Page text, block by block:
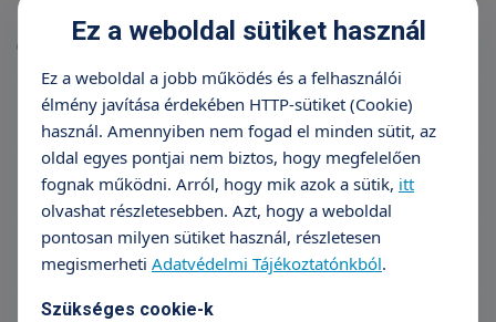
Karrier
(10 db találat)
Általános jelentkezés
Belgyógyász szakorvos Veszprém
Klinikai gyermek-szakpszichológus
Ez a weboldal sütiket használ
Ez a weboldal a jobb működés és a felhasználói
élmény javítása érdekében HTTP-sütiket (Cookie)
használ. Amennyiben nem fogad el minden sütit, az
oldal egyes pontjai nem biztos, hogy megfelelően
fognak működni. Arról, hogy mik azok a sütik, itt
olvashat részletesebben. Azt, hogy a weboldal
pontosan milyen sütiket használ, részletesen
megismerheti Adatvédelmi Tájékoztatónkból.
Szükséges cookie-k